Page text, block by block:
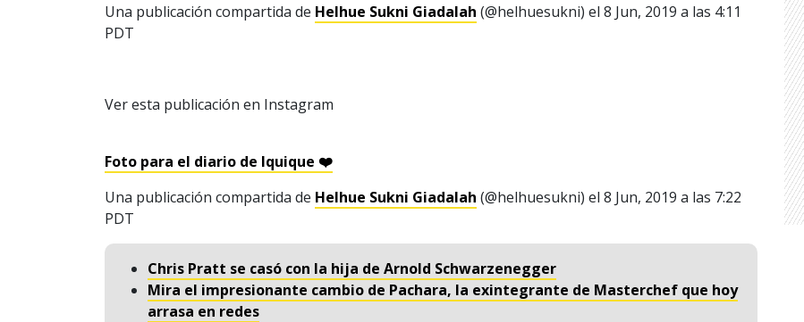
Una publicación compartida de Helhue Sukni Giadalah (@helhuesukni) el 8 Jun, 2019 a las 4:11
PDT
Ver esta publicación en Instagram
Foto para el diario de Iquique ❤️
Una publicación compartida de Helhue Sukni Giadalah (@helhuesukni) el 8 Jun, 2019 a las 7:22
PDT
Chris Pratt se casó con la hija de Arnold Schwarzenegger
Mira el impresionante cambio de Pachara, la exintegrante de Masterchef que hoy
arrasa en redes